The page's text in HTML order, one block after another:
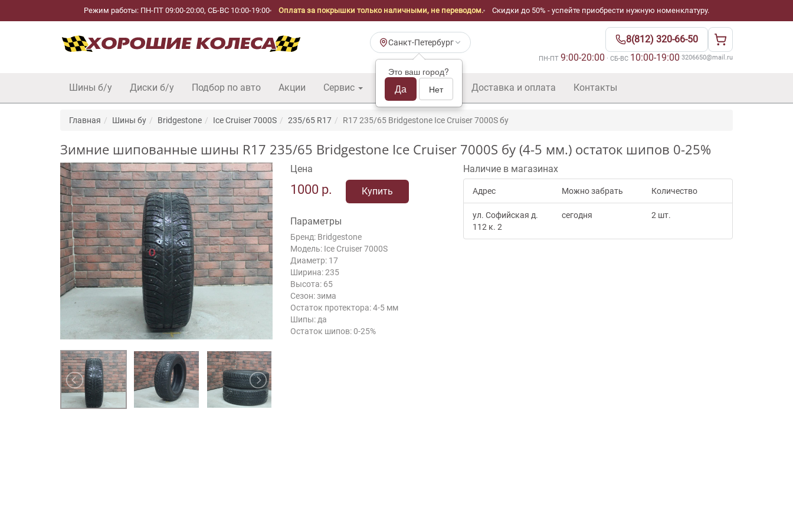
Режим работы: ПН-ПТ 09:00-20:00, СБ-ВС 10:00-19:00 Оплата за покрышки только наличными, не переводом. Скидки до 50% - успейте приобрести нужную номенклатуру.
Санкт-Петербург
Это ваш город?
Да Нет
8(812) 320-66-50
ПН-ПТ 9:00-20:00 · СБ-ВС 10:00-19:00·3206650@mail.ru
Шины б/у Диски б/у Подбор по авто Акции Сервис Шины б/у оптом Доставка и оплата Контакты
Главная Шины бу Bridgestone Ice Cruiser 7000S 235/65 R17 R17 235/65 Bridgestone Ice Cruiser 7000S бу
Зимние шипованные шины R17 235/65 Bridgestone Ice Cruiser 7000S бу (4-5 мм.) остаток шипов 0-25%
Цена
1000 р. Купить
Параметры
Бренд: Bridgestone
Модель: Ice Cruiser 7000S
Диаметр: 17
Ширина: 235
Высота: 65
Сезон: зима
Остаток протектора: 4-5 мм
Шипы: да
Остаток шипов: 0-25%
Наличие в магазинах
Адрес Можно забрать Количество
ул. Софийская д.
112 к. 2
сегодня 2 шт.